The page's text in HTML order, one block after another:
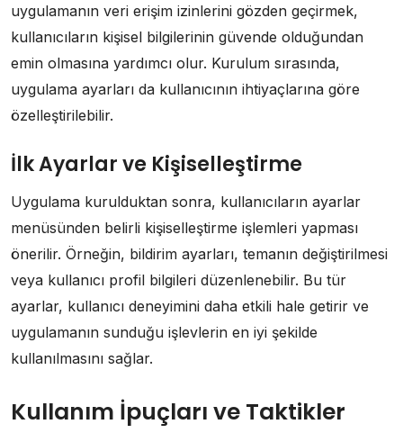
uygulamanın veri erişim izinlerini gözden geçirmek,
kullanıcıların kişisel bilgilerinin güvende olduğundan
emin olmasına yardımcı olur. Kurulum sırasında,
uygulama ayarları da kullanıcının ihtiyaçlarına göre
özelleştirilebilir.
İlk Ayarlar ve Kişiselleştirme
Uygulama kurulduktan sonra, kullanıcıların ayarlar
menüsünden belirli kişiselleştirme işlemleri yapması
önerilir. Örneğin, bildirim ayarları, temanın değiştirilmesi
veya kullanıcı profil bilgileri düzenlenebilir. Bu tür
ayarlar, kullanıcı deneyimini daha etkili hale getirir ve
uygulamanın sunduğu işlevlerin en iyi şekilde
kullanılmasını sağlar.
Kullanım İpuçları ve Taktikler